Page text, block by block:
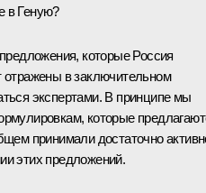
в Геную?
которые Россия
отражены в заключительном
экспертами. В принципе мы
которые
принимали достаточно
этих предложений.